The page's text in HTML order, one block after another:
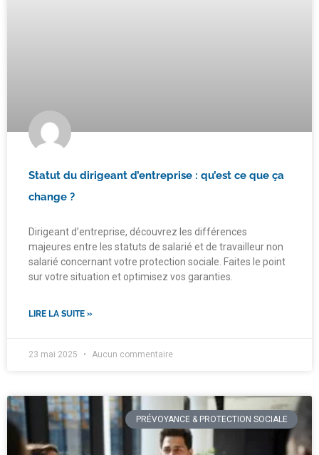
Statut du dirigeant d’entreprise : qu’est ce que ça
change ?
Dirigeant d’entreprise, découvrez les différences
majeures entre les statuts de salarié et de travailleur non
salarié concernant votre protection sociale. Faites le point
sur votre situation et optimisez vos garanties.
LIRE LA SUITE »
23 mai 2025 Aucun commentaire
PRÉVOYANCE & PROTECTION SOCIALE